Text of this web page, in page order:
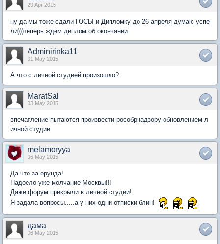
29 Apr 2015
ну да мы тоже сдали ГОСЫ и Дипломку до 26 апреля думаю успе
ли)))теперь ждем диплом об окончании
Adminirinka11
01 May 2015
А что с личной студией произошло?
MaratSal
03 May 2015
впечатление пытаются произвести рособрнадзору обновлением л
ичной студии
melamoryya
06 May 2015
Да что за ерунда!
Надоело уже молчание Москвы!!!
Даже форум прикрыли в личной студии!
Я задала вопросы.....а у них одни отписки,блин!
дама
06 May 2015